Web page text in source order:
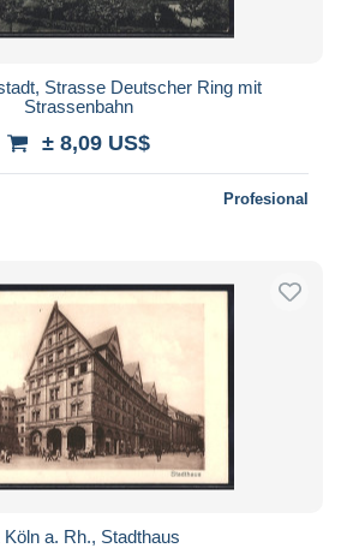
Strasse Deutscher Ring mit
Strassenbahn
± 8,09 US$
Profesional
Köln a. Rh., Stadthaus